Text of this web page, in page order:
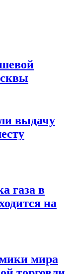
выдачу
газа в
на
мира